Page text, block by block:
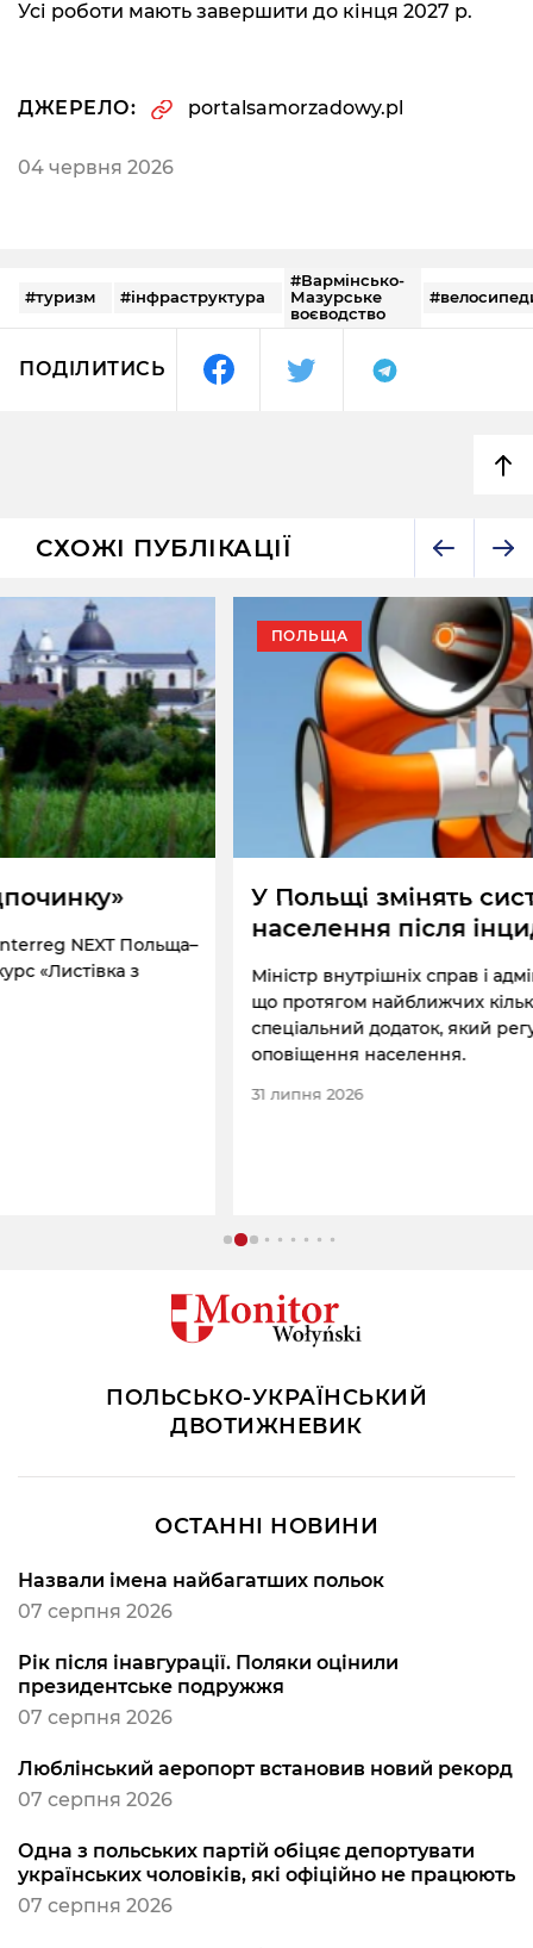
Усі роботи мають завершити до кінця 2027 р.
ДЖЕРЕЛО: portalsamorzadowy.pl
04 червня 2026
#туризм #інфраструктура
#Вармінсько-
Мазурське
воєводство
ПОДІЛИТИСЬ
СХОЖІ ПУБЛІКАЦІЇ
ПОЛЬЩА
У Польщі змінять систему оповіщення
населення після інциденту з ракетою
Міністр внутрішніх справ і адміністрації РП повідомив,
що протягом найближчих кількох тижнів з’явиться
спеціальний додаток, який регулюватиме питання
ПОЛЬСЬКО-УКРАЇНСЬКИЙ
ДВОТИЖНЕВИК
ОСТАННІ НОВИНИ
Назвали імена найбагатших польок
07 серпня 2026
Рік після інавгурації. Поляки оцінили
президентське подружжя
07 серпня 2026
Люблінський аеропорт встановив новий рекорд
07 серпня 2026
Одна з польських партій обіцяє депортувати
українських чоловіків, які офіційно не працюють
07 серпня 2026